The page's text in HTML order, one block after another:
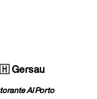
Gersau
Al Porto